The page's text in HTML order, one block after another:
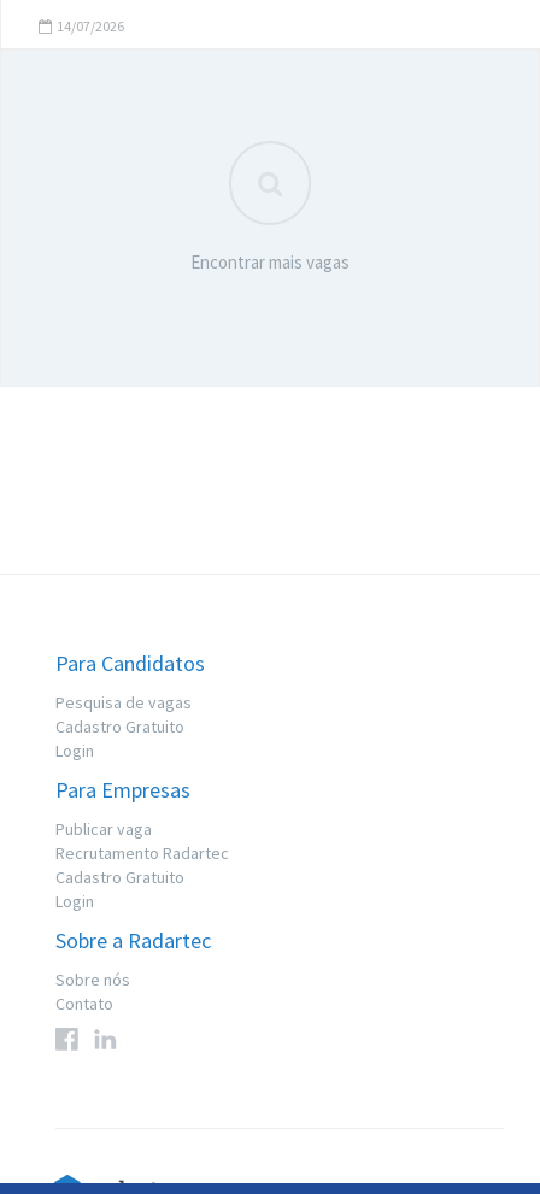
14/07/2026
Encontrar mais vagas
Para Candidatos
Pesquisa de vagas
Cadastro Gratuito
Login
Para Empresas
Publicar vaga
Recrutamento Radartec
Cadastro Gratuito
Login
Sobre a Radartec
Sobre nós
Contato